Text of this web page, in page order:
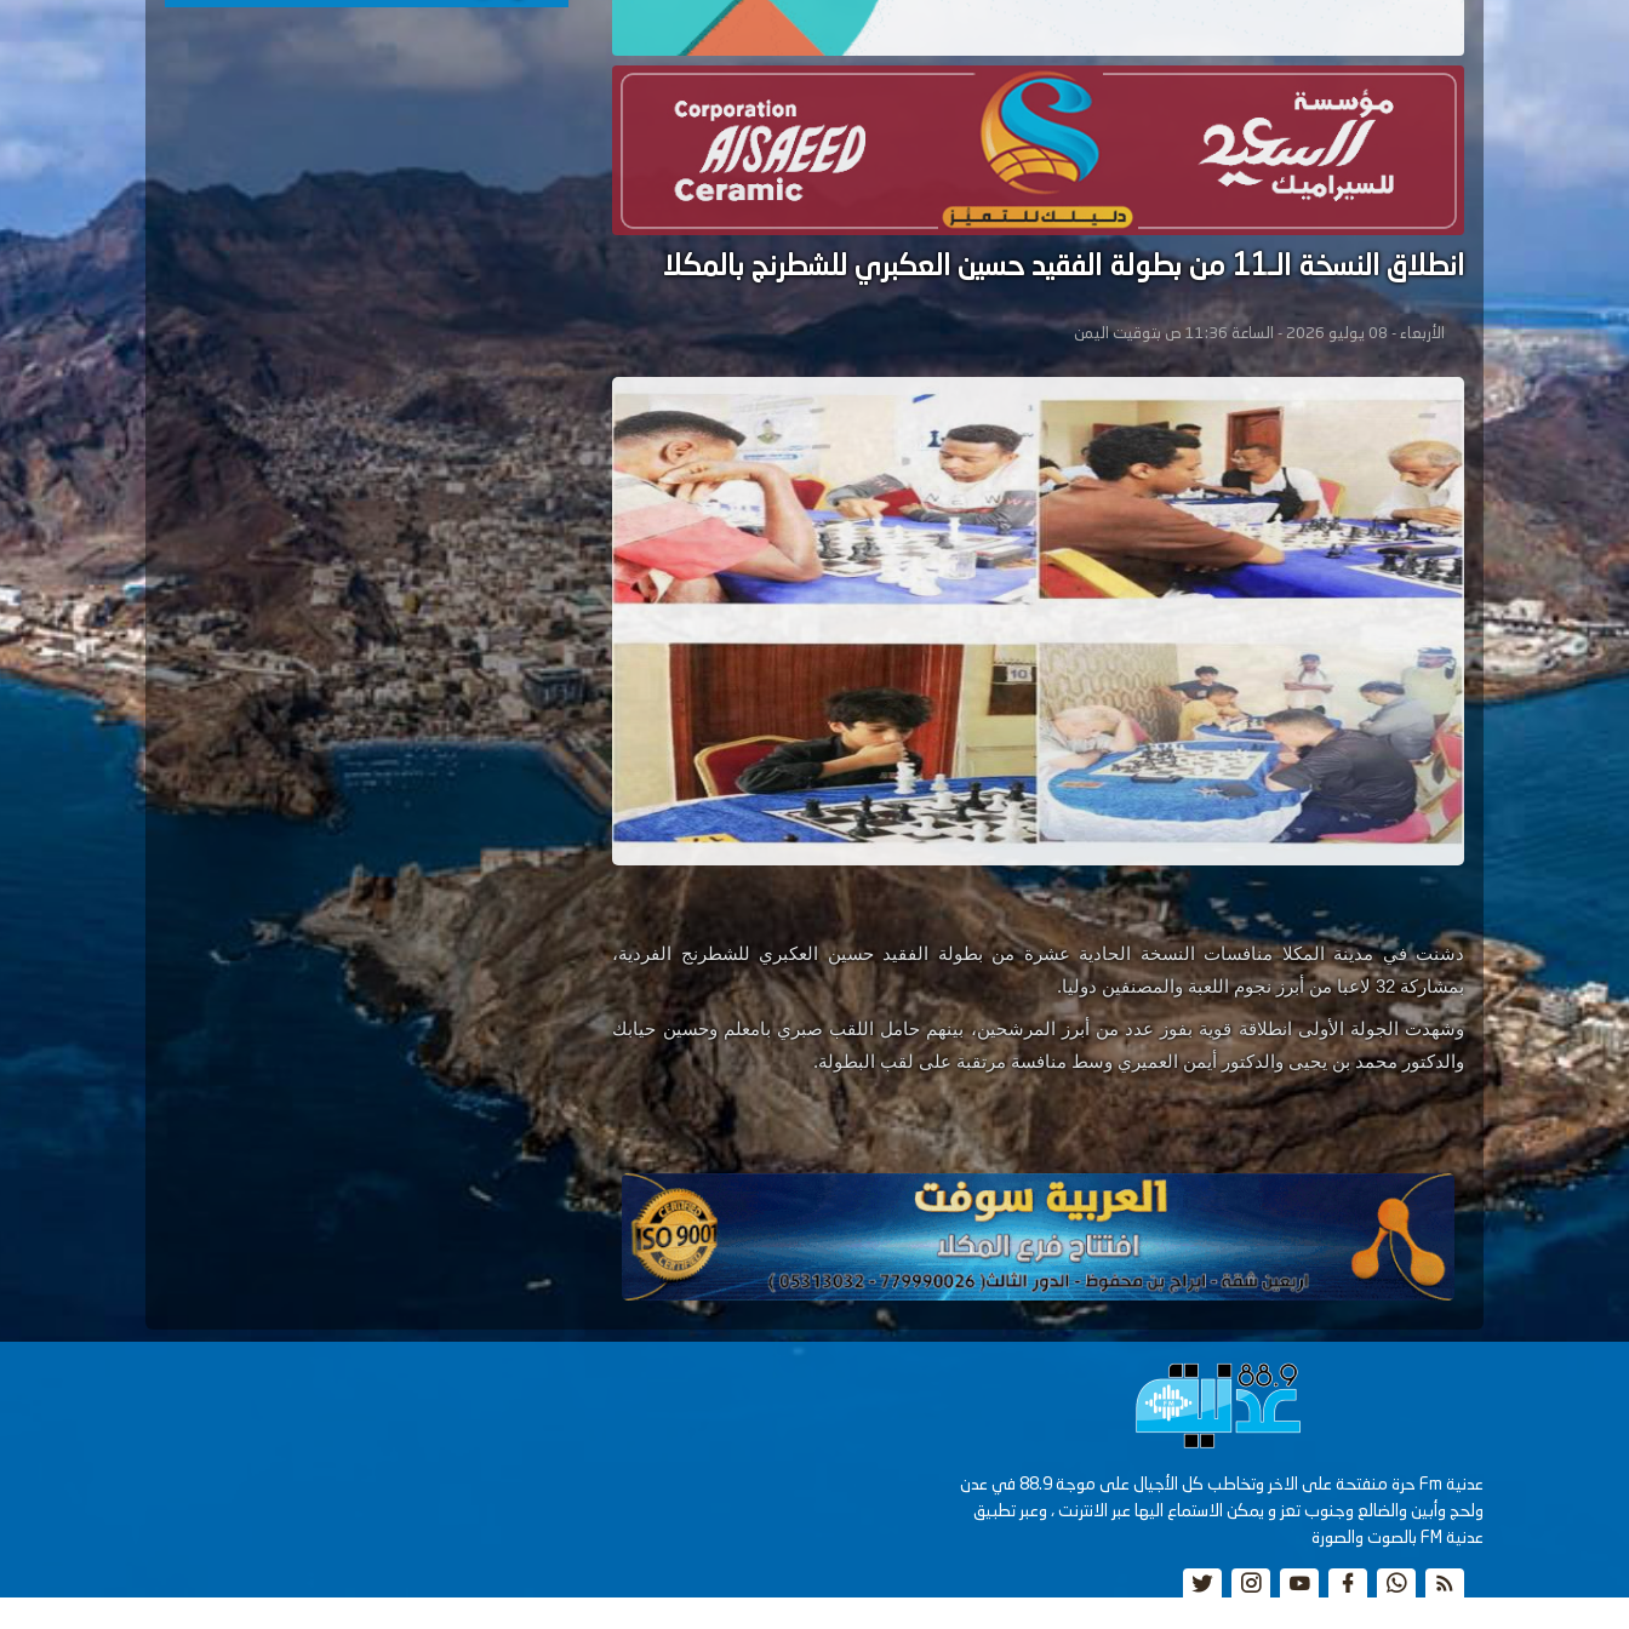
انطلاق النسخة الـ11 من بطولة الفقيد حسين العكبري للشطرنج بالمكلا
الأربعاء - 08 يوليو 2026 - الساعة 11:36 ص بتوقيت اليمن
دشنت في مدينة المكلا منافسات النسخة الحادية عشرة من بطولة الفقيد حسين العكبري للشطرنج الفردية،
بمشاركة 32 لاعبا من أبرز نجوم اللعبة والمصنفين دوليا.
وشهدت الجولة الأولى انطلاقة قوية بفوز عدد من أبرز المرشحين، بينهم حامل اللقب صبري بامعلم وحسين حيابك
والدكتور محمد بن يحيى والدكتور أيمن العميري وسط منافسة مرتقبة على لقب البطولة.
عدنية Fm حرة منفتحة على الاخر وتخاطب كل الأجيال على موجة 88.9 في عدن
ولحج وأبين والضالع وجنوب تعز و يمكن الاستماع اليها عبر الانترنت ، وعبر تطبيق
عدنية FM بالصوت والصورة